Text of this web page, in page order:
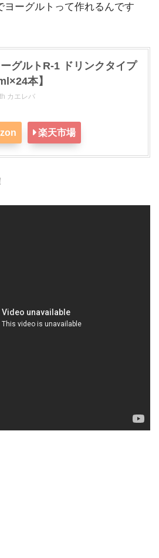
ヨーグルトって作れるんです
グルトR-1 ドリンクタイプ
本】
カエレバ
楽天市場